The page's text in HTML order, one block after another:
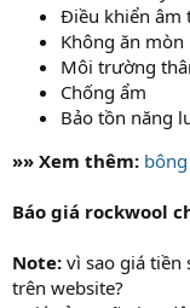
Điều khiển âm
Không ăn mòn
Môi trường
Chống ẩm
Bảo tồn năng
»» Xem thêm:
Báo giá rockwool
Note: vì sao giá tiền
trên website?